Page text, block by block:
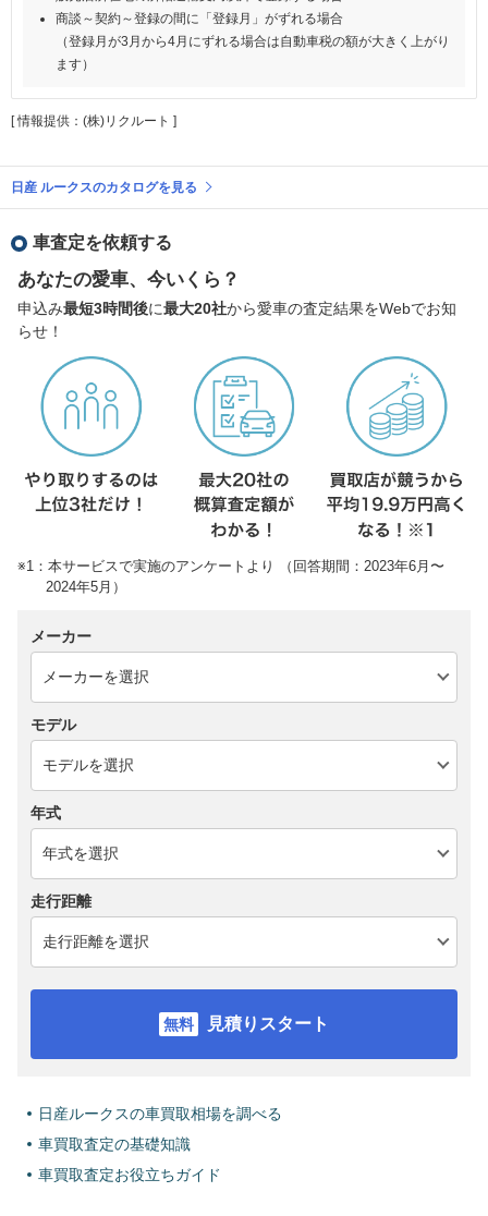
商談～契約～登録の間に「登録月」がずれる場合
（登録月が3月から4月にずれる場合は自動車税の額が大きく上がり
ます）
[ 情報提供：(株)リクルート ]
日産 ルークスのカタログを見る
車査定を依頼する
あなたの愛車、今いくら？
申込み最短3時間後に最大20社から愛車の査定結果をWebでお知
らせ！
※1：本サービスで実施のアンケートより （回答期間：2023年6月〜
2024年5月）
メーカー
モデル
年式
走行距離
見積りスタート
日産ルークスの車買取相場を調べる
車買取査定の基礎知識
車買取査定お役立ちガイド